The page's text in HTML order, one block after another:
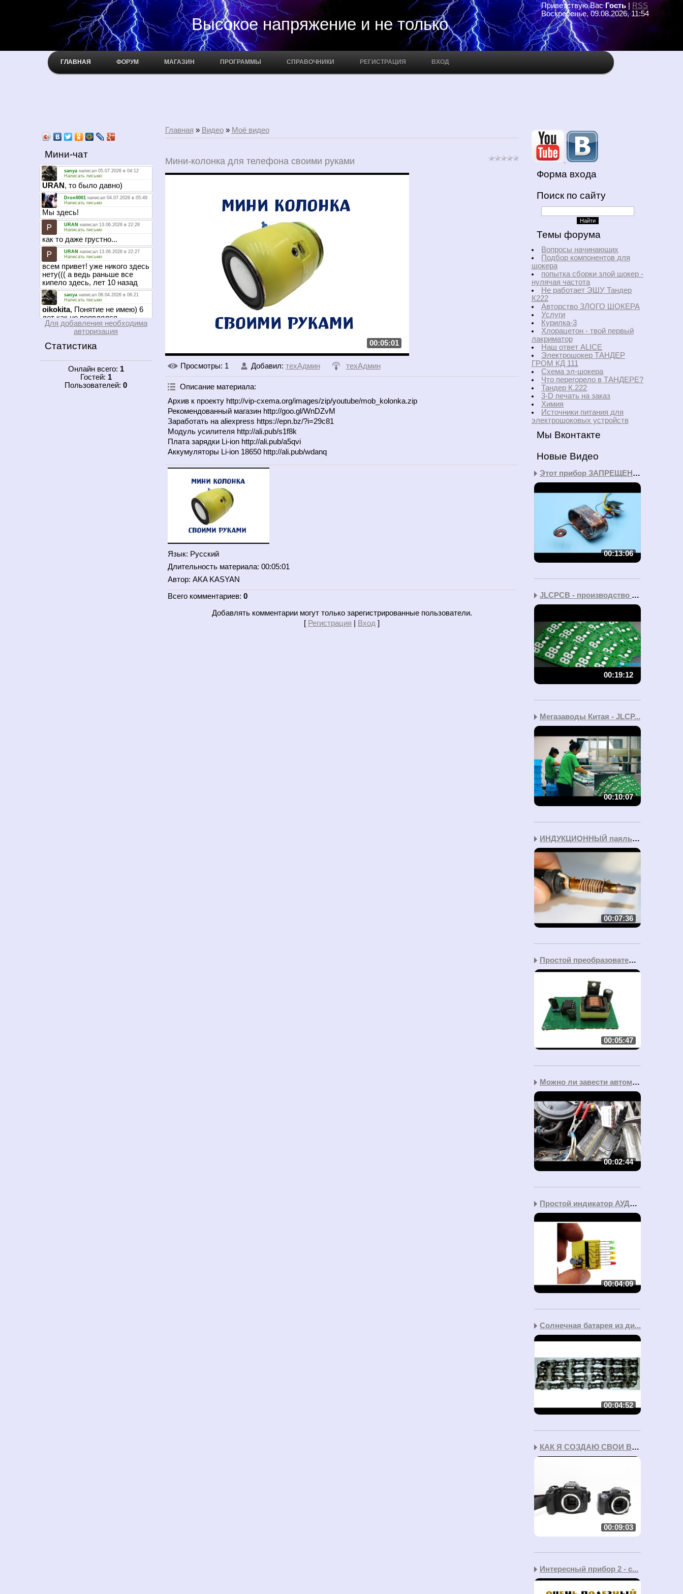
Приветствую Вас Гость|
RSS
Воскресенье, 09.08.2026, 11:54
Высокое напряжение и не только
ГЛАВНАЯ ФОРУМ МАГАЗИН ПРОГРАММЫ СПРАВОЧНИКИ РЕГИСТРАЦИЯ ВХОД
Мини-чат
Для добавления необходима
авторизация
Статистика
Онлайн всего: 1
Гостей: 1
Пользователей: 0
Главная » Видео» Моё видео
Мини-колонка для телефона своими руками
00:05:01
Просмотры: 1 Добавил: техАдмин техАдмин
Описание материала:
Архив к проекту http://vip-cxema.org/images/zip/youtube/mob_kolonka.zip
Рекомендованный магазин http://goo.gl/WnDZvM
Заработать на aliexpress https://epn.bz/?i=29c81
Модуль усилителя http://ali.pub/s1f8k
Плата зарядки Li-ion http://ali.pub/a5qvi
Аккумуляторы Li-ion 18650 http://ali.pub/wdanq
Язык: Русский
Длительность материала: 00:05:01
Автор: AKA KASYAN
Всего комментариев: 0
Добавлять комментарии могут только зарегистрированные пользователи.
[ Регистрация Вход ]
Форма входа
Поиск по сайту
Темы форума
Вопросы начинающих
Подбор компонентов для
шокера
попытка сборки злой шокер -
нулячая частота
Не работает ЭШУ Тандер
К222
Авторство ЗЛОГО ШОКЕРА
Услуги
Курилка-3
Хлорацетон - твой первый
лакриматор
Наш ответ ALICE
Электрошокер ТАНДЕР
ГРОМ КД 111
Схема эл-шокера
Что перегорело в ТАНДЕРЕ?
Тандер К.222
3-D печать на заказ
Химия
Источники питания для
электрошоковых устройств
Мы Вконтакте
Новые Видео
Этот прибор ЗАПРЕЩЕН во...
00:13:06
JLCPCB - производство д...
00:19:12
Мегазаводы Китая - JLCP...
00:10:07
ИНДУКЦИОННЫЙ паяльник с...
00:07:36
Простой преобразователь...
00:05:47
Можно ли завести автомо...
00:02:44
Простой индикатор АУДИО...
00:04:09
Солнечная батарея из ди...
00:04:52
КАК Я СОЗДАЮ СВОИ ВИДЕО...
00:09:03
Интересный прибор 2 - с...